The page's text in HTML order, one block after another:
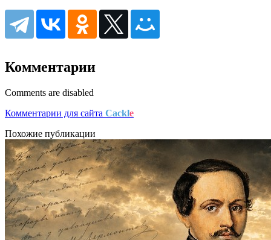
Комментарии
Comments are disabled
Комментарии для сайта Cackle
Похожие публикации